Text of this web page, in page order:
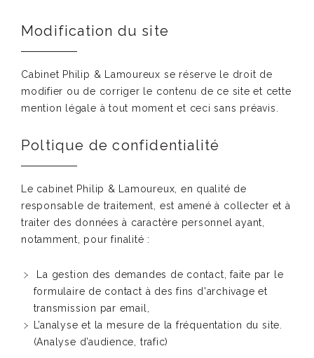
Modification du site
Cabinet Philip & Lamoureux se réserve le droit de
modifier ou de corriger le contenu de ce site et cette
mention légale à tout moment et ceci sans préavis.
Poltique de confidentialité
Le cabinet Philip & Lamoureux, en qualité de
responsable de traitement, est amené à collecter et à
traiter des données à caractère personnel ayant,
notamment, pour finalité :
La gestion des demandes de contact, faite par le
formulaire de contact à des fins d'archivage et
transmission par email,
L’analyse et la mesure de la fréquentation du site.
(Analyse d’audience, trafic)